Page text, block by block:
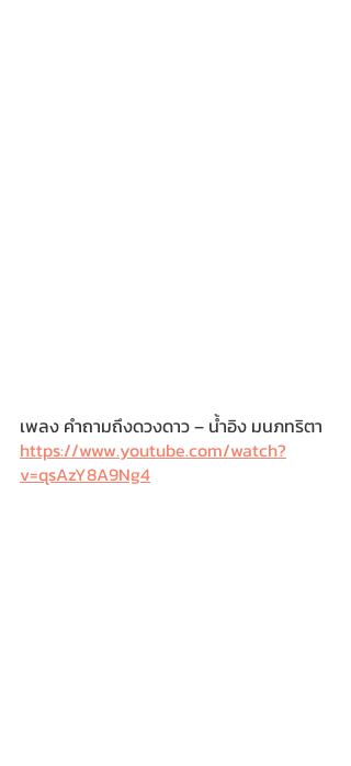
เพลง คำถามถึงดวงดาว – น้ำอิง มนภทริตา
https://www.youtube.com/watch?
v=qsAzY8A9Ng4